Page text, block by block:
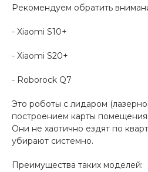
Рекомендуем обратить
- Xiaomi S10+
- Xiaomi S20+
- Roborock Q7
Это роботы с лидаром
построением карты
Они не хаотично ездят по
убирают системно.
Преимущества таких моделей: